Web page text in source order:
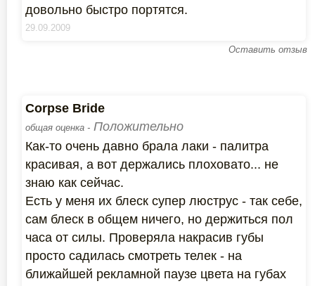
довольно быстро портятся.
29.09.2009
Оставить отзыв
Corpse Bride
общая оценка - Положительно
Как-то очень давно брала лаки - палитра
красивая, а вот держались плоховато... не
знаю как сейчас.
Есть у меня их блеск супер люструс - так себе,
сам блеск в общем ничего, но держиться пол
часа от силы. Проверяла накрасив губы
просто садилась смотреть телек - на
ближайшей рекламной паузе цвета на губах